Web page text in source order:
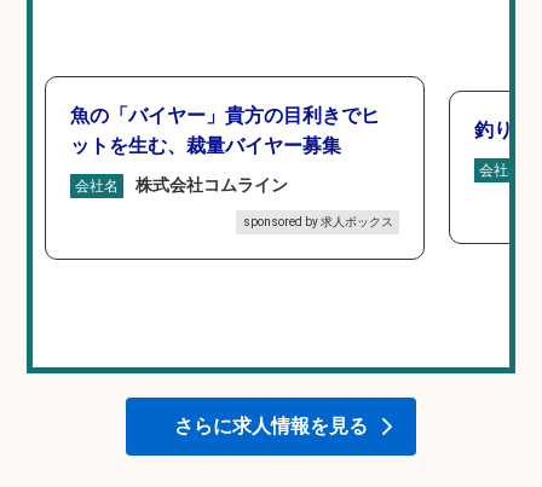
魚の「バイヤー」貴方の目利きでヒ
ットを生む、裁量バイヤー募集
会社名 株式会社コムライン
sponsored by 求人ボックス
釣り具
会社名
さらに求人情報を見る